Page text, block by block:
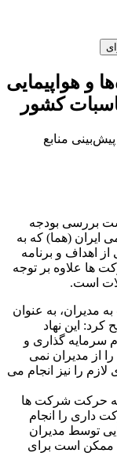
و هواپیمایی
کشور
بررسی بودجه
ایران (هما) که به
اهداف و برنامه
ها علاوه بر توجه
است.
مدیران، به عنوان
این نهاد
سرمایه گذاری و
از مدیران نمی
را نیز انجام می
حرکت شرکت ها
داری را انجام
توسط مدیران
ممکن است برای